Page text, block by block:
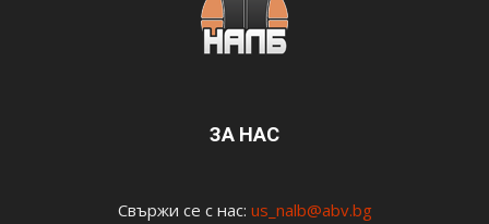
ЗА НАС
Свържи се с нас: us_nalb@abv.bg